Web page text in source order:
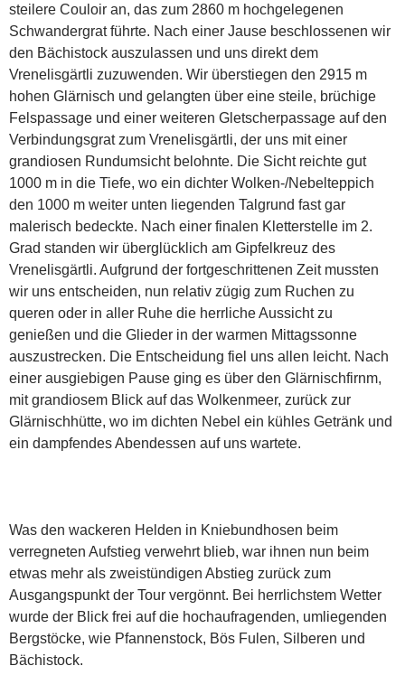
steilere Couloir an, das zum 2860 m hochgelegenen
Schwandergrat führte. Nach einer Jause beschlossenen wir
den Bächistock auszulassen und uns direkt dem
Vrenelisgärtli zuzuwenden. Wir überstiegen den 2915 m
hohen Glärnisch und gelangten über eine steile, brüchige
Felspassage und einer weiteren Gletscherpassage auf den
Verbindungsgrat zum Vrenelisgärtli, der uns mit einer
grandiosen Rundumsicht belohnte. Die Sicht reichte gut
1000 m in die Tiefe, wo ein dichter Wolken-/Nebelteppich
den 1000 m weiter unten liegenden Talgrund fast gar
malerisch bedeckte. Nach einer finalen Kletterstelle im 2.
Grad standen wir überglücklich am Gipfelkreuz des
Vrenelisgärtli. Aufgrund der fortgeschrittenen Zeit mussten
wir uns entscheiden, nun relativ zügig zum Ruchen zu
queren oder in aller Ruhe die herrliche Aussicht zu
genießen und die Glieder in der warmen Mittagssonne
auszustrecken. Die Entscheidung fiel uns allen leicht. Nach
einer ausgiebigen Pause ging es über den Glärnischfirnm,
mit grandiosem Blick auf das Wolkenmeer, zurück zur
Glärnischhütte, wo im dichten Nebel ein kühles Getränk und
ein dampfendes Abendessen auf uns wartete.
Was den wackeren Helden in Kniebundhosen beim
verregneten Aufstieg verwehrt blieb, war ihnen nun beim
etwas mehr als zweistündigen Abstieg zurück zum
Ausgangspunkt der Tour vergönnt. Bei herrlichstem Wetter
wurde der Blick frei auf die hochaufragenden, umliegenden
Bergstöcke, wie Pfannenstock, Bös Fulen, Silberen und
Bächistock.